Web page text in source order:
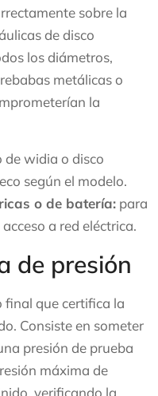
sobre la
de disco
los diámetros,
metálicas o
la
de widia o disco
según el modelo.
o de batería: para
a red eléctrica.
de presión
final que certifica la
Consiste en someter
presión de prueba
máxima de
verificando la